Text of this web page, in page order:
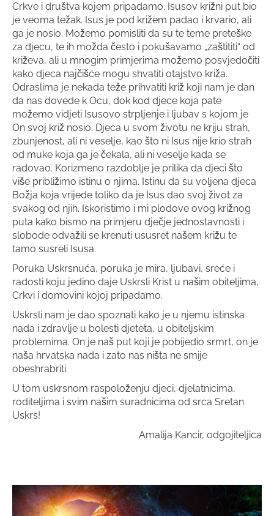
Crkve i društva kojem pripadamo. Isusov križni put bio
je veoma težak. Isus je pod križem padao i krvario, ali
ga je nosio. Možemo pomisliti da su te teme preteške
za djecu, te ih možda često i pokušavamo „zaštititi“ od
križeva, ali u mnogim primjerima možemo posvjedočiti
kako djeca najčišće mogu shvatiti otajstvo križa.
Odraslima je nekada teže prihvatiti križ koji nam je dan
da nas dovede k Ocu, dok kod djece koja pate
možemo vidjeti Isusovo strpljenje i ljubav s kojom je
On svoj križ nosio. Djeca u svom životu ne kriju strah,
zbunjenost, ali ni veselje, kao što ni Isus nije krio strah
od muke koja ga je čekala, ali ni veselje kada se
radovao. Korizmeno razdoblje je prilika da djeci što
više približimo istinu o njima. Istinu da su voljena djeca
Božja koja vrijede toliko da je Isus dao svoj život za
svakog od njih. Iskoristimo i mi plodove ovog križnog
puta kako bismo na primjeru dječje jednostavnosti i
slobode odvažili se krenuti ususret našem križu te
tamo susreli Isusa.
Poruka Uskrsnuća, poruka je mira, ljubavi, sreće i
radosti koju jedino daje Uskrsli Krist u našim obiteljima,
Crkvi i domovini kojoj pripadamo.
Uskrsli nam je dao spoznati kako je u njemu istinska
nada i zdravlje u bolesti djeteta, u obiteljskim
problemima. On je naš put koji je pobijedio srmrt, on je
naša hrvatska nada i zato nas ništa ne smije
obeshrabriti.
U tom uskrsnom raspoloženju djeci, djelatnicima,
roditeljima i svim našim suradnicima od srca Sretan
Uskrs!
Amalija Kancir, odgojiteljica